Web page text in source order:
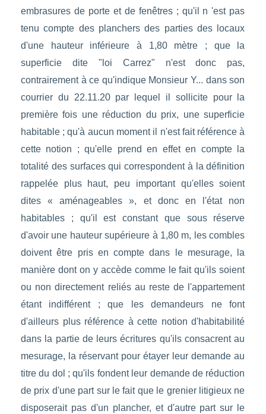
embrasures de porte et de fenêtres ; qu'il n 'est pas
tenu compte des planchers des parties des locaux
d'une hauteur inférieure à 1,80 mètre ; que la
superficie dite "loi Carrez" n'est donc pas,
contrairement à ce qu'indique Monsieur Y... dans son
courrier du 22.11.20 par lequel il sollicite pour la
première fois une réduction du prix, une superficie
habitable ; qu'à aucun moment il n'est fait référence à
cette notion ; qu'elle prend en effet en compte la
totalité des surfaces qui correspondent à la définition
rappelée plus haut, peu important qu'elles soient
dites « aménageables », et donc en l'état non
habitables ; qu'il est constant que sous réserve
d'avoir une hauteur supérieure à 1,80 m, les combles
doivent être pris en compte dans le mesurage, la
manière dont on y accède comme le fait qu'ils soient
ou non directement reliés au reste de l'appartement
étant indifférent ; que les demandeurs ne font
d'ailleurs plus référence à cette notion d'habitabilité
dans la partie de leurs écritures qu'ils consacrent au
mesurage, la réservant pour étayer leur demande au
titre du dol ; qu'ils fondent leur demande de réduction
de prix d'une part sur le fait que le grenier litigieux ne
disposerait pas d'un plancher, et d'autre part sur le